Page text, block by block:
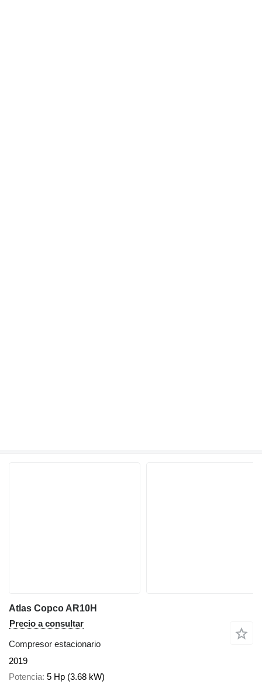
Atlas Copco AR10H
Precio a consultar
Compresor estacionario
2019
Potencia 5 Hp (3.68 kW)